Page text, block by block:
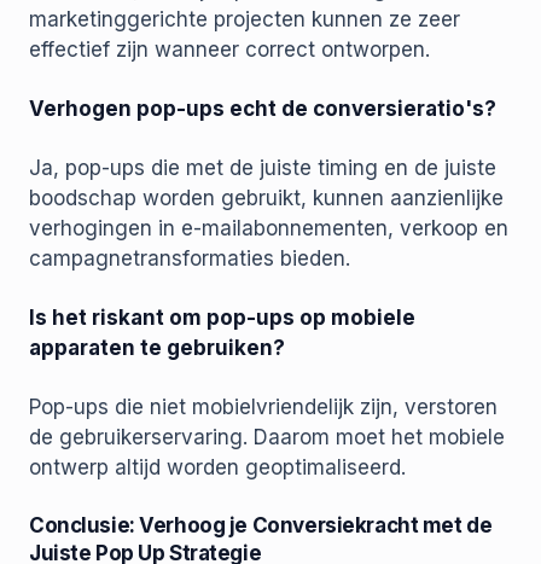
marketinggerichte projecten kunnen ze zeer
effectief zijn wanneer correct ontworpen.
Verhogen pop-ups echt de conversieratio's?
Ja, pop-ups die met de juiste timing en de juiste
boodschap worden gebruikt, kunnen aanzienlijke
verhogingen in e-mailabonnementen, verkoop en
campagnetransformaties bieden.
Is het riskant om pop-ups op mobiele
apparaten te gebruiken?
Pop-ups die niet mobielvriendelijk zijn, verstoren
de gebruikerservaring. Daarom moet het mobiele
ontwerp altijd worden geoptimaliseerd.
Conclusie: Verhoog je Conversiekracht met de
Juiste Pop Up Strategie